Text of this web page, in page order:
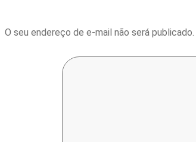
O seu endereço de e-mail não será publicado.